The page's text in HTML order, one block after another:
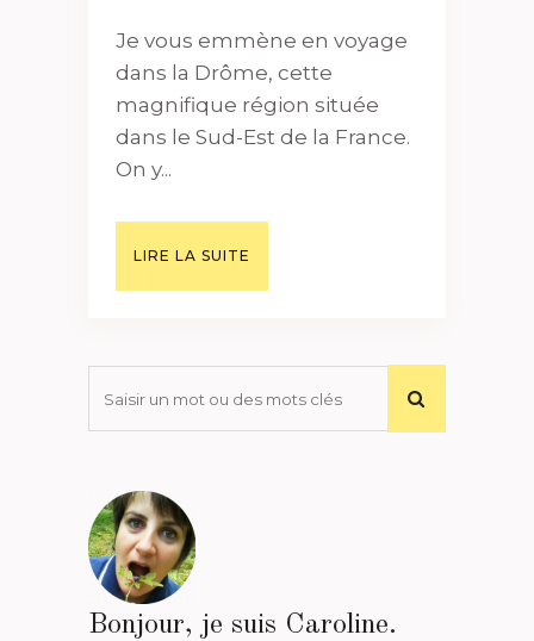
Je vous emmène en voyage
dans la Drôme, cette
magnifique région située
dans le Sud-Est de la France.
On y...
LIRE LA SUITE
Bonjour, je suis Caroline.